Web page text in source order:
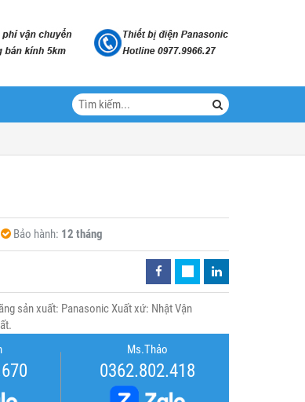
Bảo hành: 12 tháng
sản xuất: Panasonic Xuất xứ: Nhật Vận
Ms.Thảo
0362.802.418